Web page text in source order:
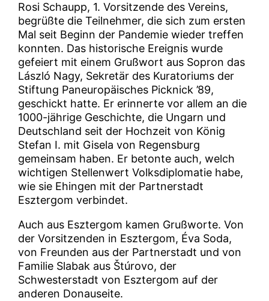
Rosi Schaupp, 1. Vorsitzende des Vereins,
begrüßte die Teilnehmer, die sich zum ersten
Mal seit Beginn der Pandemie wieder treffen
konnten. Das historische Ereignis wurde
gefeiert mit einem Grußwort aus Sopron das
László Nagy, Sekretär des Kuratoriums der
Stiftung Paneuropäisches Picknick ’89,
geschickt hatte. Er erinnerte vor allem an die
1000-jährige Geschichte, die Ungarn und
Deutschland seit der Hochzeit von König
Stefan I. mit Gisela von Regensburg
gemeinsam haben. Er betonte auch, welch
wichtigen Stellenwert Volksdiplomatie habe,
wie sie Ehingen mit der Partnerstadt
Esztergom verbindet.
Auch aus Esztergom kamen Grußworte. Von
der Vorsitzenden in Esztergom, Éva Soda,
von Freunden aus der Partnerstadt und von
Familie Slabak aus Štúrovo, der
Schwesterstadt von Esztergom auf der
anderen Donauseite.